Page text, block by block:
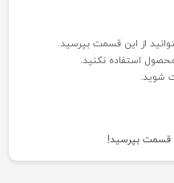
از این قسمت بپرسید.
استفاده نکنید.
شوید.
قسمت بپرسید!